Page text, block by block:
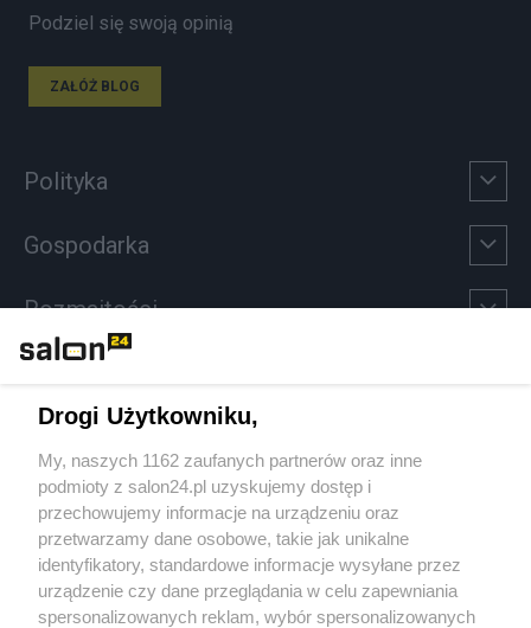
Podziel się swoją opinią
ZAŁÓŻ BLOG
Polityka
Gospodarka
Rozmaitości
Sport
Społeczeństwo
Kultura
Drogi Użytkowniku,
My, naszych 1162 zaufanych partnerów oraz inne
podmioty z salon24.pl uzyskujemy dostęp i
przechowujemy informacje na urządzeniu oraz
przetwarzamy dane osobowe, takie jak unikalne
identyfikatory, standardowe informacje wysyłane przez
urządzenie czy dane przeglądania w celu zapewniania
spersonalizowanych reklam, wybór spersonalizowanych